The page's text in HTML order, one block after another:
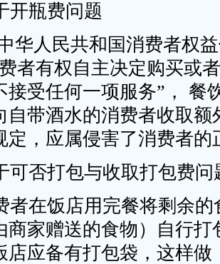
瓶费问题
华人民共和国消费者权
者有权自主决定购买或
接受任何一项服务”， 餐
自带酒水的消费者收取额
定，应属侵害了消费者
否打包与收取打包费问
在饭店用完餐将剩余的
商家赠送的食物）自行
店应备有打包袋，这样做